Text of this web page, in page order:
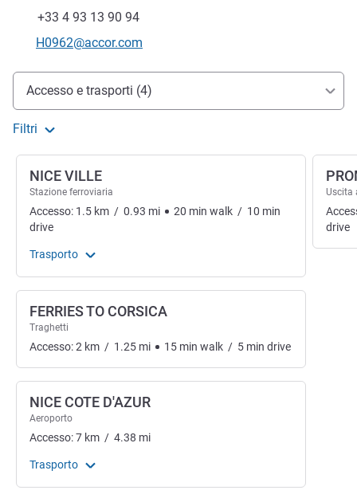
Fax
+33 4 93 13 90 94
E-mail di contatto
H0962@accor.com
Accesso e trasporti
Accesso e trasporti (4)
Filtri
NICE VILLE
Stazione ferroviaria
Accesso: 1.5 km / 0.93 mi 20 min walk / 10 min
drive
Trasporto
FERRIES TO CORSICA
Traghetti
Accesso:2 km / 1.25 mi 15 min walk / 5 min drive
NICE COTE D'AZUR
Aeroporto
Accesso:7 km / 4.38 mi
Trasporto
Uscita
drive